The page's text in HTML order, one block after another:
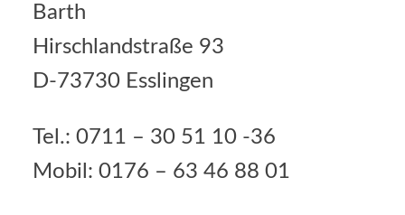
Barth
Hirschlandstraße 93
D-73730 Esslingen
Tel.: 0711 – 30 51 10 -36
Mobil: 0176 – 63 46 88 01